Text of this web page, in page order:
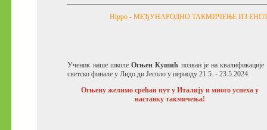
Hippo - МЕЂУНАРОДНО ТАКМИЧЕЊЕ ИЗ
Ученик наше школеОгњен Кушић позван је на квалификације
светско финале у Лидо ди Јесоло у периоду 21.5. - 23.5.2024.
Огњену желимо срећан пут у Италију и много успеха у
наставку такмичења!